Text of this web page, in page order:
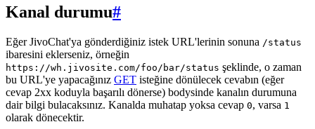
Kanal durumu#
Eğer JivoChat'ya gönderdiğiniz istek URL'lerinin sonuna /status
ibaresini eklerseniz, örneğin
https://wh.jivosite.com/foo/bar/status şeklinde, o zaman
bu URL'ye yapacağınız GET isteğine dönülecek cevabın (eğer
cevap 2xx koduyla başarılı dönerse) bodysinde kanalın durumuna
dair bilgi bulacaksınız. Kanalda muhatap yoksa cevap 0, varsa 1
olarak dönecektir.